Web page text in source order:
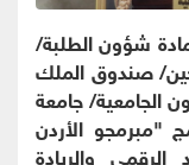
شؤون الطلبة/
صندوق الملك
الجامعية/ جامعة
"مبرمجو الأردن
الرقمي والريادة